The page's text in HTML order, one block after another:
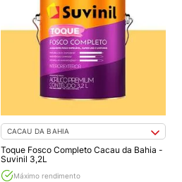
CACAU DA BAHIA
Toque Fosco Completo Cacau da Bahia -
Suvinil 3,2L
Máximo rendimento